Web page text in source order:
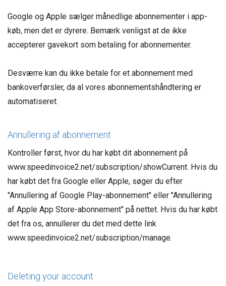
Google og Apple sælger månedlige abonnementer i app-
køb, men det er dyrere. Bemærk venligst at de ikke
accepterer gavekort som betaling for abonnementer.
Desværre kan du ikke betale for et abonnement med
bankoverførsler, da al vores abonnementshåndtering er
automatiseret.
Annullering af abonnement
Kontroller først, hvor du har købt dit abonnement på
www.speedinvoice2.net/subscription/showCurrent. Hvis du
har købt det fra Google eller Apple, søger du efter
"Annullering af Google Play-abonnement" eller "Annullering
af Apple App Store-abonnement" på nettet. Hvis du har købt
det fra os, annullerer du det med dette link
www.speedinvoice2.net/subscription/manage.
Deleting your account